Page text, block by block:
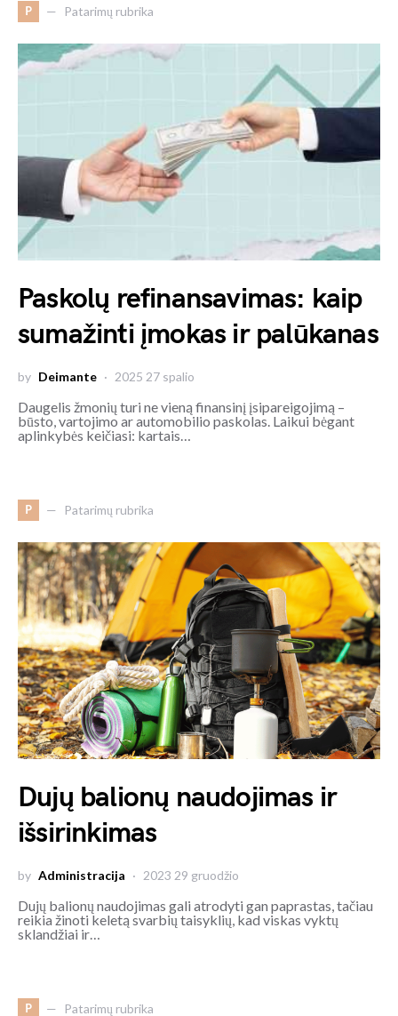
P Patarimų rubrika
Paskolų refinansavimas: kaip
sumažinti įmokas ir palūkanas
by Deimante 2025 27 spalio
Daugelis žmonių turi ne vieną finansinį įsipareigojimą –
būsto, vartojimo ar automobilio paskolas. Laikui bėgant
aplinkybės keičiasi: kartais…
P Patarimų rubrika
Dujų balionų naudojimas ir
išsirinkimas
by Administracija 2023 29 gruodžio
Dujų balionų naudojimas gali atrodyti gan paprastas, tačiau
reikia žinoti keletą svarbių taisyklių, kad viskas vyktų
sklandžiai ir…
P Patarimų rubrika